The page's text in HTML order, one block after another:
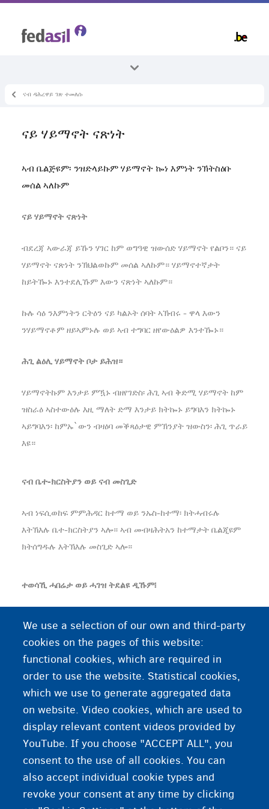
ኵላቶም ኣርእስተ-ቴማታት
ሃይማኖት
ናብ ዳሕረዋይ ገጽ ተመለሱ
ናይ ሃይማኖት ናጽነት
ኣብ ቤልጅዩም፡ ንዝድላይኩም ሃይማኖት ኰነ እምነት ንኽትስዕቡ
መሰል ኣለኩም
ናይ ሃይማኖት ናጽነት
ብደረጃ ኣውራጃ ይኹን ሃገር ከም ወግዓዊ ዝውሰድ ሃይማኖት የልቦን። ናይ
ሃይማኖት ናጽነት ንኽህልወኩም መሰል ኣለኩም። ሃይማኖተኛታት
ከይትዀኑ እንተደሊኹም እውን ናጽነት ኣለኩም።
ኩሉ ሳዕ ንእምነትን ርትዕን ናይ ካልኦት ሰባት ኣኽብሩ - ዋላ እውን
ንሃይማኖቶም ዘይኣምኑሉ ወይ ኣብ ተግባር ዘየውዕልዎ እንተዀኑ።
ሕጊ ልዕሊ ሃይማኖት ቦታ ይሕዝ።
ሃይማኖትኩም እንታይ ምዃኑ ብዘየገድስ፡ ሕጊ ኣብ ቅድሚ ሃይማኖት ከም
ዝስራዕ ኣስተውዕሉ እዚ ማለት ድማ እንታይ ክትኰኑ ይግባእን ክትኰኑ
ኣይግባእን፡ ከምኡ`ውን ብዛዕባ መቕጻዕታዊ ምኽንያት ዝውስን፡ ሕጊ ጥራይ
እዩ።
ናብ ቤተ-ክርስትያን ወይ ናብ መስጊድ
ኣብ ነፍሲወከፍ ምምሕዳር ከተማ ወይ ንኡስ-ከተማ፡ ክትሓብሩሉ
እትኽእሉ ቤተ-ክርስትያን ኣሎ። ኣብ መብዛሕትአን ከተማታት ቤልጂዩም
ክትሰግዱሉ እትኽእሉ መስጊድ ኣሎ።
ተወሳኺ ሓበሬታ ወይ ሓገዝ ትደልዩ ዲኹም፧
ከምዝርከብ ንምፍላጥ፡ ንኣሳላጢ/ት ማኽበራዊ ጉዳይኩም ተወከሱ።
ተወሳኺ ሓበሬታ
ሓበሬታ ብዛዕባ ዝተፋላለያ ሃይማኖታት
We use a selection of our own and third-party
cookies on the pages of this website:
functional cookies, which are required in
order to use the website. Statistical cookies,
which we use to generate aggregated data
on website. Video cookies, which are used to
display relevant content videos provided by
YouTube. If you choose "ACCEPT ALL", you
consent to the use of all cookies. You can
also accept individual cookie types and
revoke your consent at any time by clicking